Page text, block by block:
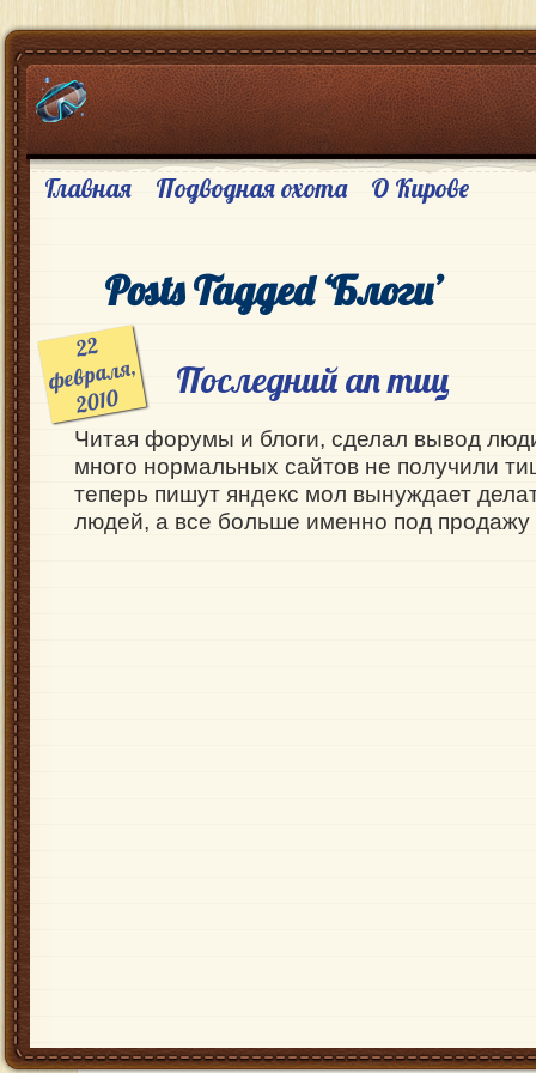
Главная Подводная охота О Кирове
Posts Tagged ‘Блоги’
22
февраля,
2010
Последний ап тиц
Читая форумы и блоги, сделал вывод
много нормальных сайтов не получили
теперь пишут яндекс мол вынуждает
людей, а все больше именно под продажу